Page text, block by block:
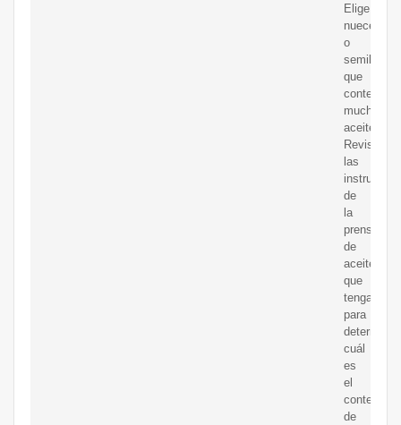
Elige
nueces
o
semillas
que
contengan
mucho
aceite.
Revisa
las
de
la
prensa
de
aceite
que
tengas
para
determinar
cuál
es
el
contenido
de